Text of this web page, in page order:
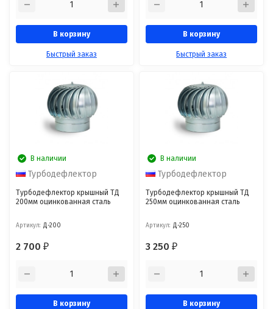
В корзину
Быстрый заказ
В корзину
Быстрый заказ
В наличии
Турбодефлектор
Турбодефлектор крышный ТД
200мм оцинкованная сталь
Артикул: Д-200
2 700₽
В корзину
В наличии
Турбодефлектор
Турбодефлектор крышный ТД
250мм оцинкованная сталь
Артикул: Д-250
3 250₽
В корзину